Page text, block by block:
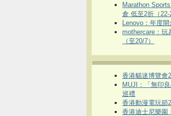
Marathon
倉 低至2折（22-
Lenovo：年度開
mothercare：玩
（至20/7）
香港貓迷博覽會
MUJI：「無印
巡禮
香港動漫電玩節
香港迪士尼樂園